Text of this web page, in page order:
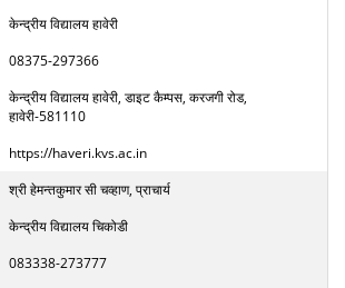
केन्द्रीय विद्यालय हावेरी
08375-297366
केन्द्रीय विद्यालय हावेरी, डाइट कैम्पस, करजगी रोड,
हावेरी-581110
https://haveri.kvs.ac.in
श्री हेमन्तकुमार सी चव्हाण, प्राचार्य
केन्द्रीय विद्यालय चिकोडी
083338-273777